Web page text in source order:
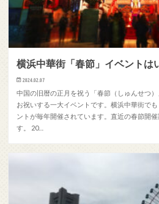
横浜中華街「春節」イベントは
2024.02.07
中国の旧暦の正月を祝う「春節（しゅんせつ
お祝いする一大イベントです。横浜中華街で
ントが毎年開催されています。直近の春節開
す。 20…